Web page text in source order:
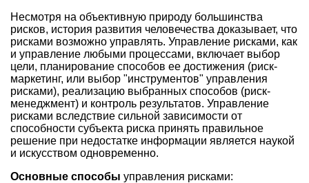
Несмотря на объективную природу большинства
рисков, история развития человечества доказывает, что
рисками возможно управлять. Управление рисками, как
и управление любыми процессами, включает выбор
цели, планирование способов ее достижения (риск-
маркетинг, или выбор "инструментов" управления
рисками), реализацию выбранных способов (риск-
менеджмент) и контроль результатов. Управление
рисками вследствие сильной зависимости от
способности субъекта риска принять правильное
решение при недостатке информации является наукой
и искусством одновременно.
Основные способы управления рисками: